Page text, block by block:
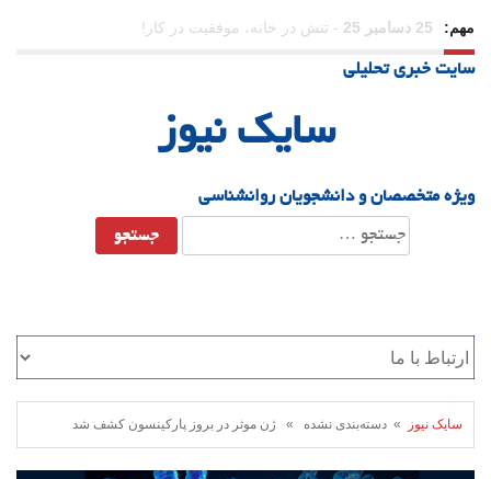
مهم: 23 دسامبر 25 - چرا اراده می‌کنیم ولی شکست می‌خوریم؟
21 دسامبر 25
سایت خبری تحلیلی
سایک نیوز
ویژه متخصصان و دانشجویان روانشناسی
جستجو
برای:
سایک نیوز » دسته‌بندی نشده » ژن موثر در بروز پارکینسون کشف شد